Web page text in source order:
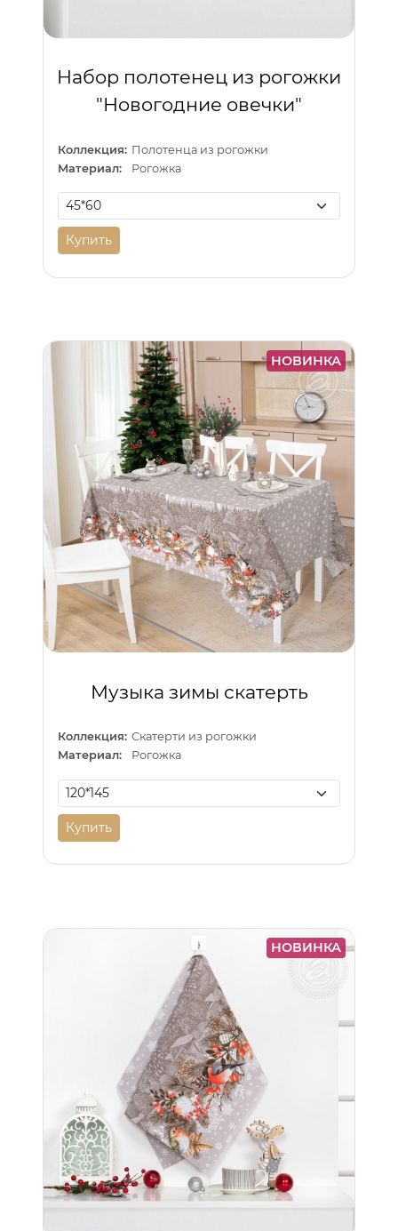
Набор полотенец из рогожки
"Новогодние овечки"
Коллекция: Полотенца из рогожки
Материал:
Рогожка
Купить
НОВИНКА
Музыка зимы скатерть
Коллекция: Скатерти из рогожки
Материал:
Рогожка
Купить
НОВИНКА